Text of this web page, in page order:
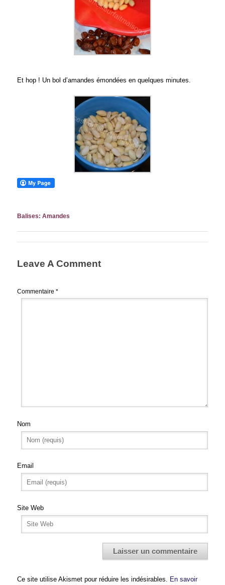
Et hop ! Un bol d’amandes émondées en quelques minutes.
Balises: Amandes
Leave A Comment
Commentaire *
Nom
Email
Site Web
Ce site utilise Akismet pour réduire les indésirables. En savoir